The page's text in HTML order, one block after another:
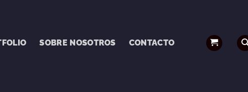
SOBRE NOSOTROS CONTACTO